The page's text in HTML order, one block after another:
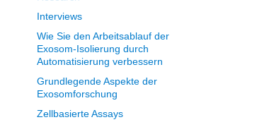
Interviews
Wie Sie den Arbeitsablauf der
Exosom-Isolierung durch
Automatisierung verbessern
Grundlegende Aspekte der
Exosomforschung
Zellbasierte Assays